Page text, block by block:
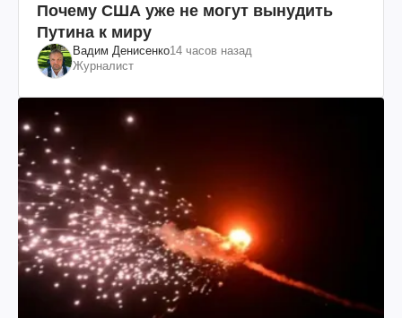
Почему США уже не могут вынудить
Путина к миру
Вадим Денисенко14 часов назад
Журналист